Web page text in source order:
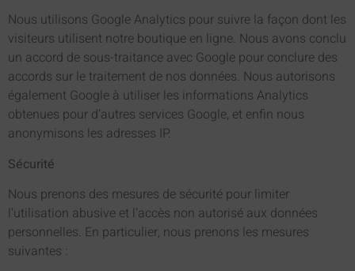
Nous utilisons Google Analytics pour suivre la façon dont les
visiteurs utilisent notre boutique en ligne. Nous avons conclu
un accord de sous-traitance avec Google pour conclure des
accords sur le traitement de nos données. Nous autorisons
également Google à utiliser les informations Analytics
obtenues pour d’autres services Google, et enfin nous
anonymisons les adresses IP.
Sécurité
Nous prenons des mesures de sécurité pour limiter
l’utilisation abusive et l’accès non autorisé aux données
personnelles. En particulier, nous prenons les mesures
suivantes :